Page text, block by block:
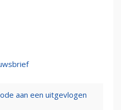
aan een uitgevlogen